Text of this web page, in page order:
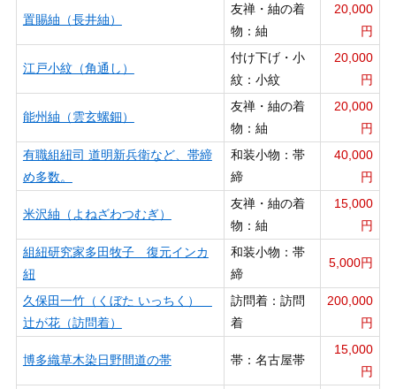
置賜紬（長井紬）
友禅・紬の着
物：紬
20,000
円
江戸小紋（角通し）
付け下げ・小
紋：小紋
20,000
円
能州紬（雲玄螺鈿）
友禅・紬の着
物：紬
20,000
円
有職組紐司 道明新兵衛など、帯締
め多数。
和装小物：帯
締
40,000
円
米沢紬（よねざわつむぎ）
友禅・紬の着
物：紬
15,000
円
組紐研究家多田牧子 復元インカ
紐
和装小物：帯
締
5,000円
久保田一竹（くぼた いっちく）
辻が花（訪問着）
訪問着：訪問
着
200,000
円
博多織草木染日野間道の帯 帯：名古屋帯
15,000
円